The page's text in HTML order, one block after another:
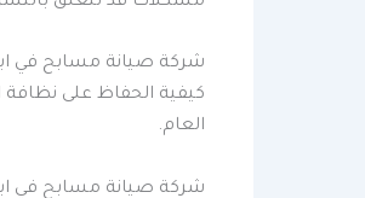
شركة صيانة مسابح في
كيفية الحفاظ على
العام.
شركة صيانة مسابح في